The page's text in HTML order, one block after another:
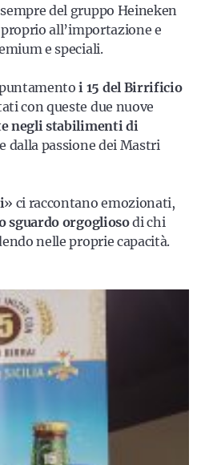
del gruppo Heineken
all’importazione e
e speciali.
i 15 del Birrificio
con queste due nuove
negli stabilimenti di
dalla passione dei Mastri
» ci raccontano emozionati,
sguardo orgogliosodi chi
nelle proprie capacità.